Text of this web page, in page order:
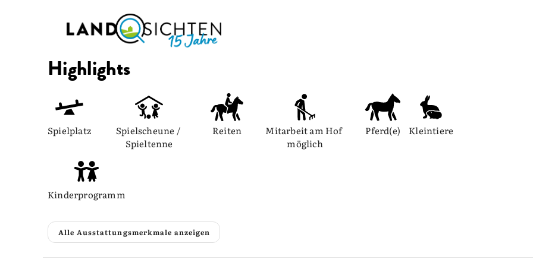
Highlights
Spielplatz
Spielscheune /
Spieltenne
Reiten
Mitarbeit am Hof
möglich
Pferd(e) Kleintiere
Kinderprogramm
Alle Ausstattungsmerkmale anzeigen